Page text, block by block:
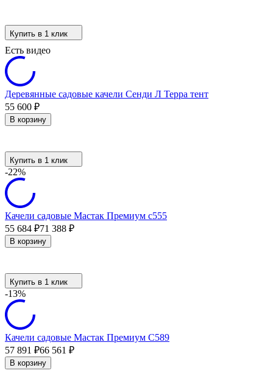
Купить в 1 клик
Есть видео
Деревянные садовые качели Сенди Л Терра тент
55 600 ₽
В корзину
Купить в 1 клик
-22%
Качели садовые Мастак Премиум с555
55 684 ₽71 388 ₽
В корзину
Купить в 1 клик
-13%
Качели садовые Мастак Премиум С589
57 891 ₽66 561 ₽
В корзину